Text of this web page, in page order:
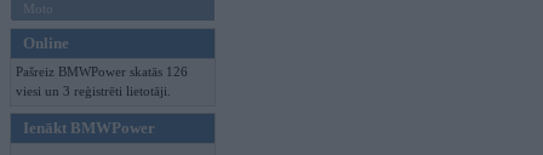
Moto
Online
Pašreiz BMWPower skatās 126
viesi un 3 reģistrēti lietotāji.
Ienākt BMWPower